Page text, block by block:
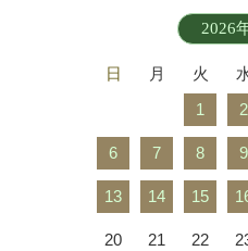
2026
日 月 火
1
2
6 7 8 9
13 14 15
20 21 22